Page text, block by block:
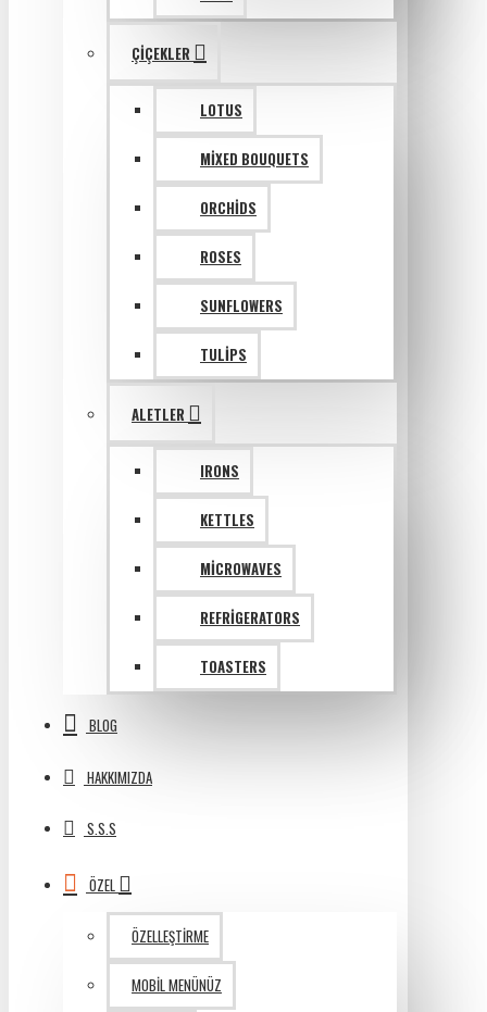
ÇIÇEKLER
LOTUS
MIXED BOUQUETS
ORCHIDS
ROSES
SUNFLOWERS
TULIPS
ALETLER
IRONS
KETTLES
MICROWAVES
REFRIGERATORS
TOASTERS
BLOG
HAKKIMIZDA
S.S.S
ÖZEL
ÖZELLEŞTIRME
MOBIL MENÜNÜZ